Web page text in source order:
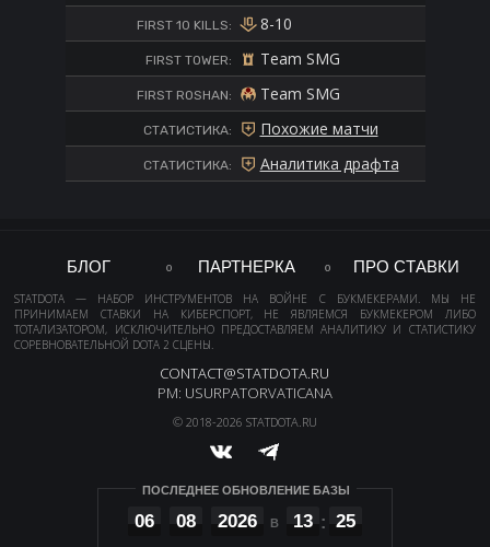
FIRST 10 KILLS: 8-10
FIRST TOWER: Team SMG
FIRST ROSHAN: Team SMG
СТАТИСТИКА: Похожие матчи
СТАТИСТИКА: Аналитика драфта
БЛОГ ПАРТНЕРКА ПРО СТАВКИ
STATDOTA — НАБОР ИНСТРУМЕНТОВ НА ВОЙНЕ С БУКМЕКЕРАМИ. МЫ НЕ
ПРИНИМАЕМ СТАВКИ НА КИБЕРСПОРТ, НЕ ЯВЛЯЕМСЯ БУКМЕКЕРОМ ЛИБО
ТОТАЛИЗАТОРОМ, ИСКЛЮЧИТЕЛЬНО ПРЕДОСТАВЛЯЕМ АНАЛИТИКУ И СТАТИСТИКУ
СОРЕВНОВАТЕЛЬНОЙ DOTA 2 СЦЕНЫ.
CONTACT@STATDOTA.RU
PM: USURPATORVATICANA
© 2018-2026 STATDOTA.RU
ПОСЛЕДНЕЕ ОБНОВЛЕНИЕ БАЗЫ
06 08 2026 13 25